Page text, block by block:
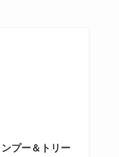
プー＆トリー